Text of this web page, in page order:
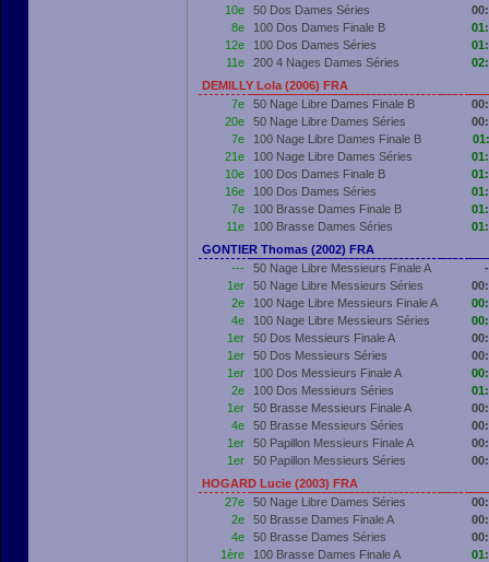
10e
50 Dos Dames Séries
8e
100 Dos Dames Finale B
12e
100 Dos Dames Séries
11e
200 4 Nages Dames Séries
DEMILLY Lola (2006) FRA
7e
50 Nage Libre Dames Finale B
20e
50 Nage Libre Dames Séries
7e
100 Nage Libre Dames Finale B
21e
100 Nage Libre Dames Séries
10e
100 Dos Dames Finale B
16e
100 Dos Dames Séries
7e
100 Brasse Dames Finale B
11e
100 Brasse Dames Séries
GONTIER Thomas (2002) FRA
---
50 Nage Libre Messieurs Finale A
1er
50 Nage Libre Messieurs Séries
2e
100 Nage Libre Messieurs Finale A
4e
100 Nage Libre Messieurs Séries
1er
50 Dos Messieurs Finale A
1er
50 Dos Messieurs Séries
1er
100 Dos Messieurs Finale A
2e
100 Dos Messieurs Séries
1er
50 Brasse Messieurs Finale A
4e
50 Brasse Messieurs Séries
1er
50 Papillon Messieurs Finale A
1er
50 Papillon Messieurs Séries
HOGARD Lucie (2003) FRA
27e
50 Nage Libre Dames Séries
2e
50 Brasse Dames Finale A
4e
50 Brasse Dames Séries
1ère
100 Brasse Dames Finale A